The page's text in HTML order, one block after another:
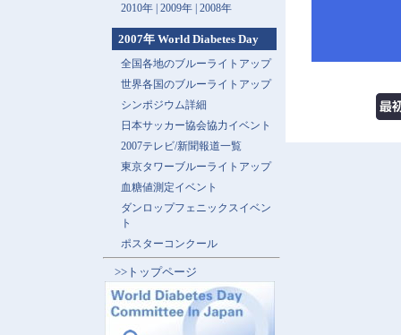
2010年 | 2009年 | 2008年
2007年 World Diabetes Day
全国各地のブルーライトアップ
世界各国のブルーライトアップ
シンポジウム詳細
日本サッカー協会協力イベント
2007テレビ/新聞報道一覧
東京タワーブルーライトアップ
血糖値測定イベント
ダンロップフェニックスイベン
ト
ポスターコンクール
>>トップページ